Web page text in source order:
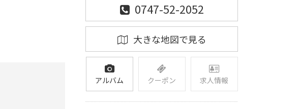
0747-52-2052
大きな地図で見る
アルバム クーポン 求人情報